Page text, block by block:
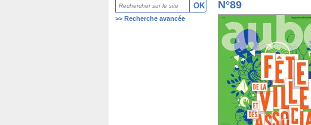
>> Recherche avancée
N°89